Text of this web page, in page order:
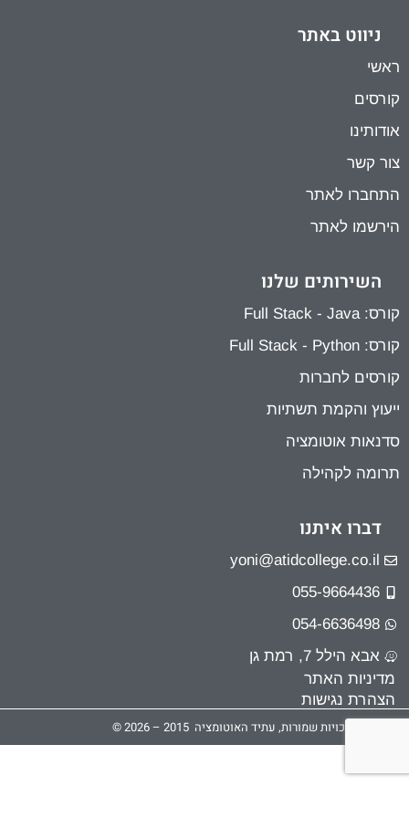
ניווט באתר
ראשי
קורסים
אודותינו
צור קשר
התחברו לאתר
הירשמו לאתר
השירותים שלנו
קורס: Full Stack - Java
קורס: Full Stack - Python
קורסים לחברות
ייעוץ והקמת תשתיות
סדנאות אוטומציה
תרומה לקהילה
דברו איתנו
yoni@atidcollege.co.il
055-9664436
054-6636498
אבא הילל 7, רמת גן
מדיניות האתר
הצהרת נגישות
כל הזכויות שמורות, עתיד האוטומציה 2015 – 2026 ©